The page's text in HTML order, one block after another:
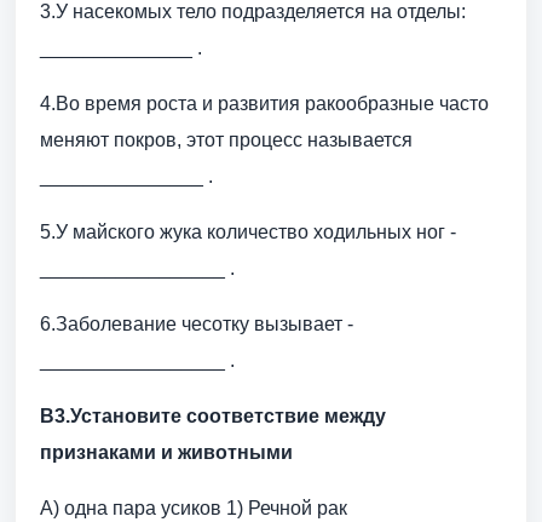
3.У насекомых тело подразделяется на отделы:
______________ .
4.Во время роста и развития ракообразные часто
меняют покров, этот процесс называется
_______________ .
5.У майского жука количество ходильных ног -
_________________ .
6.Заболевание чесотку вызывает -
_________________ .
В3.Установите соответствие между
признаками и животными
А) одна пара усиков 1) Речной рак